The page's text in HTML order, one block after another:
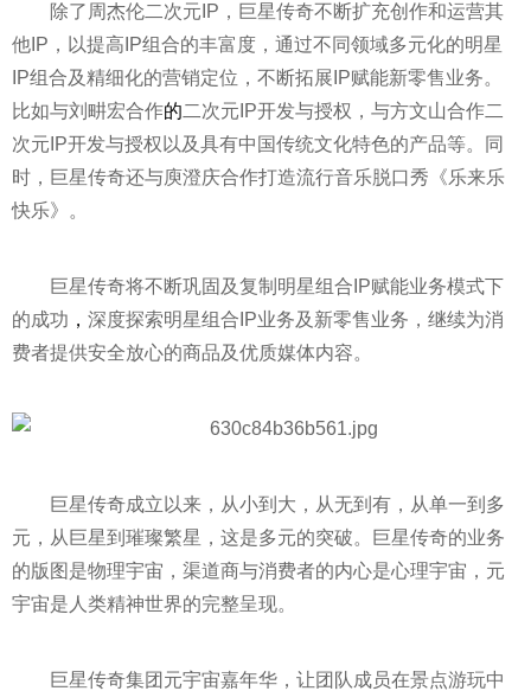
除了周杰伦二次元IP，巨星传奇不断扩充创作和运营其
他IP，以提高IP组合的丰富度，通过不同领域多元化的明星
IP组合及精细化的营销定位，不断拓展IP赋能新零售业务。
比如与刘畊宏合作的二次元IP开发与授权，与方文山合作二
次元IP开发与授权以及具有中国传统文化特色的产品等。同
时，巨星传奇还与庾澄庆合作打造流行音乐脱口秀《乐来乐
快乐》。
巨星传奇将不断巩固及复制明星组合IP赋能业务模式下
的成功 ， 深度探索明星组合IP业务及新零售业务，继续为消
费者提供安全放心的商品及优质媒体内容。
巨星传奇成立以来，从小到大，从无到有，从单一到多
元，从巨星到璀璨繁星，这是多元的突破。巨星传奇的业务
的版图是物理宇宙，渠道商与消费者的内心是心理宇宙，元
宇宙是人类精神世界的完整呈现。
巨星传奇集团元宇宙嘉年华，让团队成员在景点游玩中